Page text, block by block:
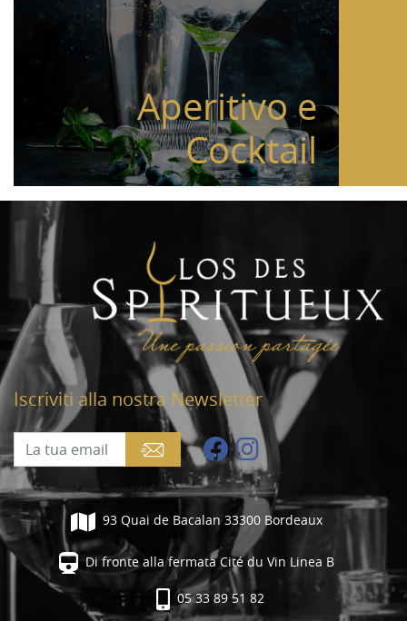
Aperitivo e
Cocktail
Iscriviti alla nostra Newsletter
93 Quai de Bacalan 33300 Bordeaux
Di fronte alla fermata Cité du Vin Linea B
05 33 89 51 82